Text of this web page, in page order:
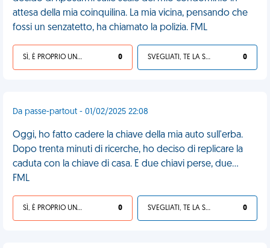
attesa della mia coinquilina. La mia vicina, pensando che
fossi un senzatetto, ha chiamato la polizia. FML
SÌ, È PROPRIO UNA VDM! 0 SVEGLIATI, TE LA SEI CERCATA! 0
Da passe-partout - 01/02/2025 22:08
Oggi, ho fatto cadere la chiave della mia auto sull'erba.
Dopo trenta minuti di ricerche, ho deciso di replicare la
caduta con la chiave di casa. E due chiavi perse, due...
FML
SÌ, È PROPRIO UNA VDM! 0 SVEGLIATI, TE LA SEI CERCATA! 0